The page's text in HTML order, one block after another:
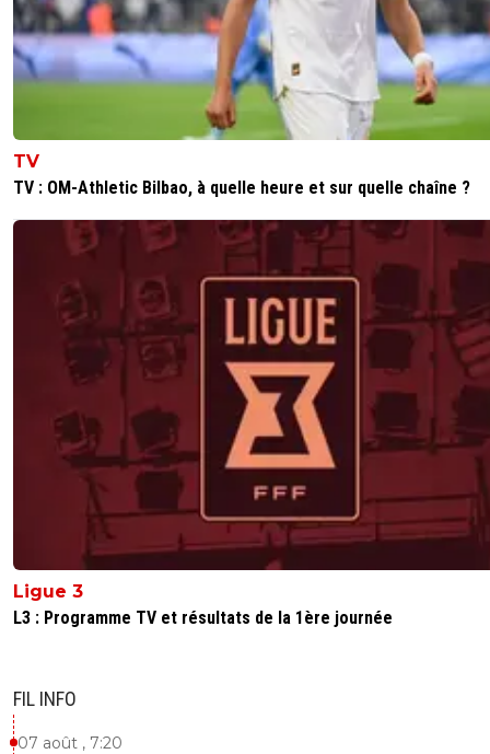
TV
TV : OM-Athletic Bilbao, à quelle heure et sur quelle chaîne ?
Ligue 3
L3 : Programme TV et résultats de la 1ère journée
FIL INFO
07 août , 7:20